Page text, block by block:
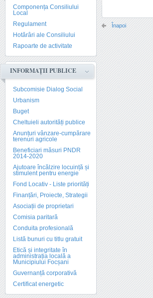
Componența Consiliului
Local
Regulament
Hotărâri ale Consiliului
Rapoarte de activitate
INFORMAȚII PUBLICE
Subcomisie Dialog Social
Urbanism
Buget
Cheltuieli autorități publice
Anunțuri vânzare-cumpărare
terenuri agricole
Beneficiari măsuri PNDR
2014-2020
Ajutoare încălzire locuință și
stimulent pentru energie
Fond Locativ - Liste priorități
Finanțări, Proiecte, Strategii
Asociații de proprietari
Comisia paritară
Conduita profesională
Listă bunuri cu titlu gratuit
Etică și integritate în
administrația locală a
Municipiului Focșani
Guvernanță corporativă
Certificat energetic
Înapoi